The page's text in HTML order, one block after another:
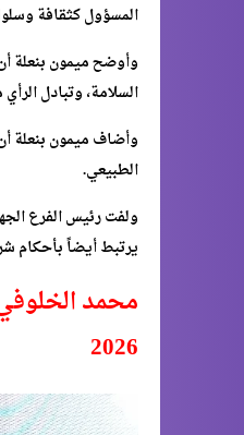
المسؤول كثقافة
وأوضح ميمون بنعلة
السلامة، وتبادل
وأضاف ميمون بنعلة
الطبيعي.
ولفت رئيس الفرع
يرتبط أيضاً بأحكام
محمد
2026